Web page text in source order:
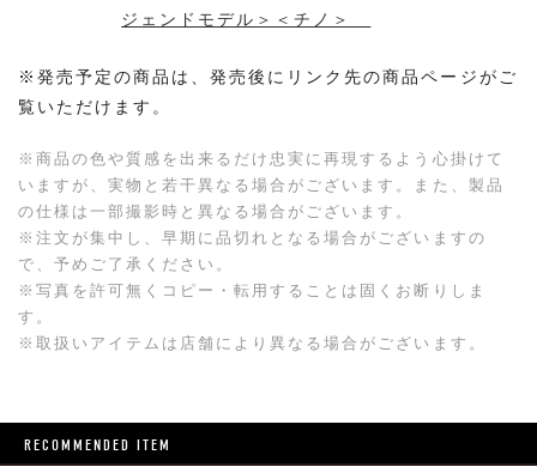
ジェンドモデル＞＜チノ＞
※発売予定の商品は、発売後にリンク先の商品ページがご
覧いただけます。
※商品の色や質感を出来るだけ忠実に再現するよう心掛けて
いますが、実物と若干異なる場合がございます。また、製品
の仕様は一部撮影時と異なる場合がございます。
※注文が集中し、早期に品切れとなる場合がございますの
で、予めご了承ください。
※写真を許可無くコピー・転用することは固くお断りしま
す。
※取扱いアイテムは店舗により異なる場合がございます。
RECOMMENDED ITEM